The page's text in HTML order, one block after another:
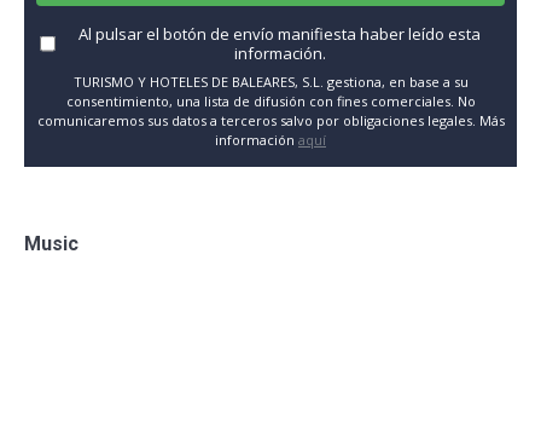
Al pulsar el botón de envío manifiesta haber leído esta
información.
TURISMO Y HOTELES DE BALEARES, S.L. gestiona, en base a su
consentimiento, una lista de difusión con fines comerciales. No
comunicaremos sus datos a terceros salvo por obligaciones legales. Más
información aquí
Music